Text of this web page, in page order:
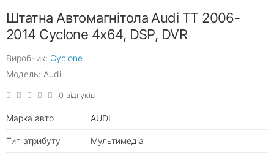
Штатна Автомагнітола Audi TT 2006-
2014 Cyclone 4x64, DSP, DVR
Виробник: Cyclone
Модель: Audi
0 відгуків
Марка авто AUDI
Тип атрибуту Мультимедіа